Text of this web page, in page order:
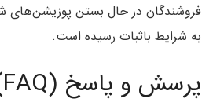
فروشندگان در حال بستن پوزیشن‌های
به شرایط باثبات رسیده است.
پرسش و پاسخ (FAQ)